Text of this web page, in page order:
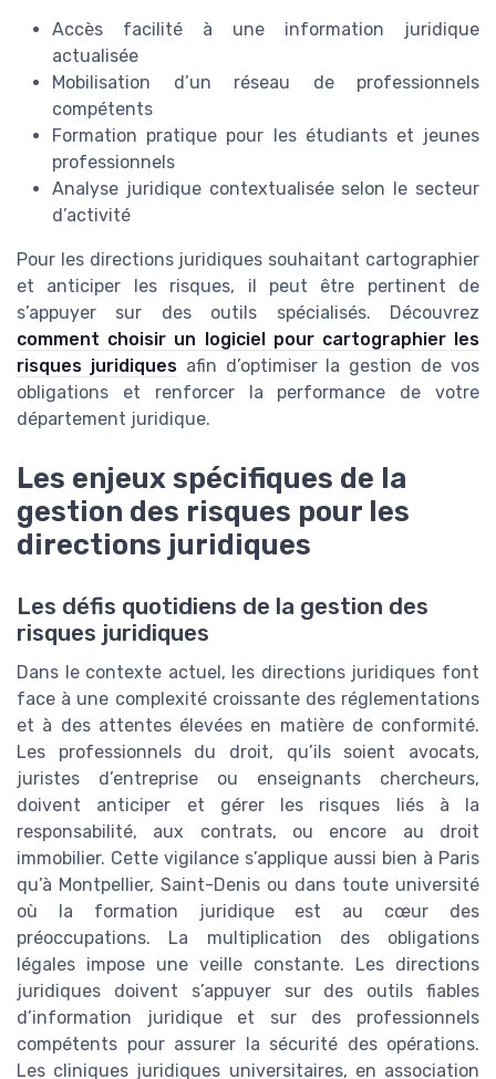
Accès facilité à une information juridique
actualisée
Mobilisation d’un réseau de professionnels
compétents
Formation pratique pour les étudiants et jeunes
professionnels
Analyse juridique contextualisée selon le secteur
d’activité
Pour les directions juridiques souhaitant cartographier
et anticiper les risques, il peut être pertinent de
s’appuyer sur des outils spécialisés. Découvrez
comment choisir un logiciel pour cartographier les
risques juridiquesafin d’optimiser la gestion de vos
obligations et renforcer la performance de votre
département juridique.
Les enjeux spécifiques de la
gestion des risques pour les
directions juridiques
Les défis quotidiens de la gestion des
risques juridiques
Dans le contexte actuel, les directions juridiques font
face à une complexité croissante des réglementations
et à des attentes élevées en matière de conformité.
Les professionnels du droit, qu’ils soient avocats,
juristes d’entreprise ou enseignants chercheurs,
doivent anticiper et gérer les risques liés à la
responsabilité, aux contrats, ou encore au droit
immobilier. Cette vigilance s’applique aussi bien à Paris
qu’à Montpellier, Saint-Denis ou dans toute université
où la formation juridique est au cœur des
préoccupations. La multiplication des obligations
légales impose une veille constante. Les directions
juridiques doivent s’appuyer sur des outils fiables
d’information juridique et sur des professionnels
compétents pour assurer la sécurité des opérations.
Les cliniques juridiques universitaires, en association